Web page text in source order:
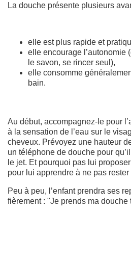
La douche présente plusieurs
elle est plus rapide et
elle encourage l’autonomie
le savon, se rincer seul),
elle consomme
bain.
Au début, accompagnez-le pour
à la sensation de l’eau sur le
cheveux. Prévoyez une hauteur
un téléphone de douche pour
le jet. Et pourquoi pas lui
pour lui apprendre à ne pas
Peu à peu, l’enfant prendra ses
fièrement : "Je prends ma douche